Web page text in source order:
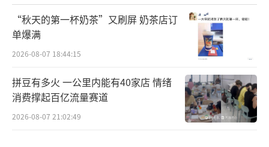
“秋天的第一杯奶茶”又刷屏 奶茶店订
单爆满
2026-08-07 18:44:15
拼豆有多火 一公里内能有40家店 情绪
消费撑起百亿流量赛道
2026-08-07 21:02:49